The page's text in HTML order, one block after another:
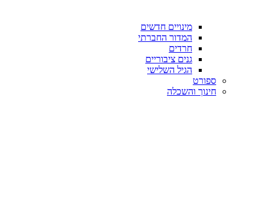
מינויים חדשים
המדור החברתי
חרדים
גנים ציבוריים
הגיל השלישי
ספורט
חינוך והשכלה